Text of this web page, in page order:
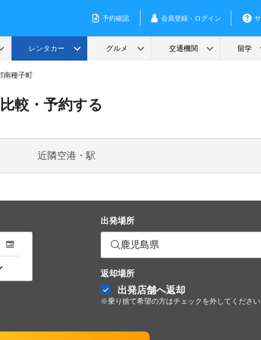
南種子町
較・予約する
近隣空港・駅
出発場所
鹿児島県
返却場所
出発店舗へ返却
※乗り捨て希望の方はチェックを外してください